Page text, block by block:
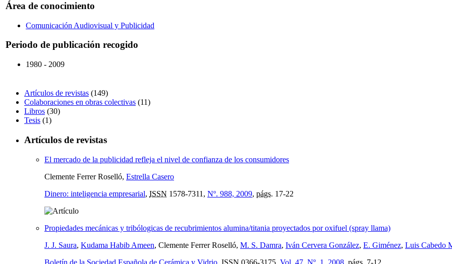
Área de conocimiento
Comunicación Audiovisual y Publicidad
Periodo de publicación recogido
1980 - 2009
Artículos de revistas (149)
Colaboraciones en obras colectivas (11)
Libros (30)
Tesis (1)
Artículos de revistas
El mercado de la publicidad refleja el nivel de confianza de los consumidores
Clemente Ferrer Roselló, Estrella Casero
Dinero: inteligencia empresarial, ISSN 1578-7311, Nº. 988, 2009, págs. 17-22
Propiedades mecánicas y tribólogicas de recubrimientos alumina/titania proyectados por oxifuel (spray llama)
J. J. Saura, Kudama Habib Ameen, Clemente Ferrer Roselló, M. S. Damra, Iván Cervera González, E. Giménez, Luis Cabedo
Boletín de la Sociedad Española de Cerámica y Vidrio ISSN 0366-3175, Vol. 47, Nº. 1, 2008 págs. 7-12